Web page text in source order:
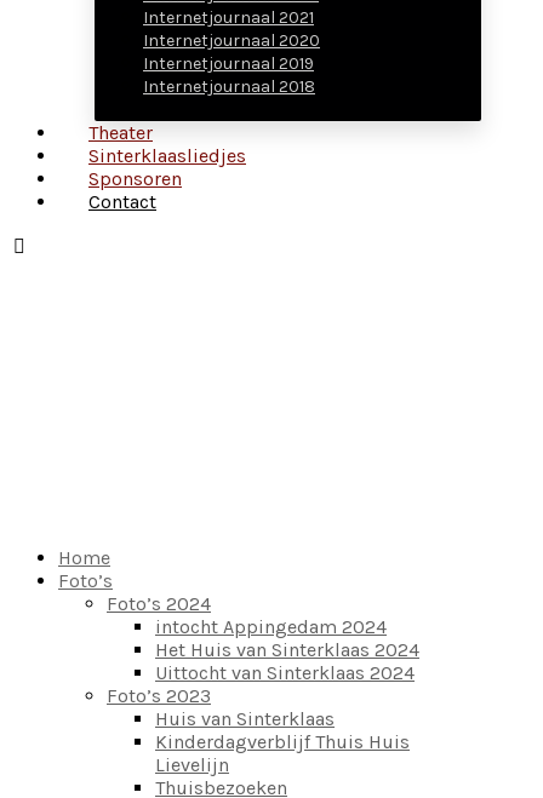
Internetjournaal 2021
Internetjournaal 2020
Internetjournaal 2019
Internetjournaal 2018
Theater
Sinterklaasliedjes
Sponsoren
Contact
Home
Foto’s
Foto’s 2024
intocht Appingedam 2024
Het Huis van Sinterklaas 2024
Uittocht van Sinterklaas 2024
Foto’s 2023
Huis van Sinterklaas
Kinderdagverblijf Thuis Huis
Lievelijn
Thuisbezoeken